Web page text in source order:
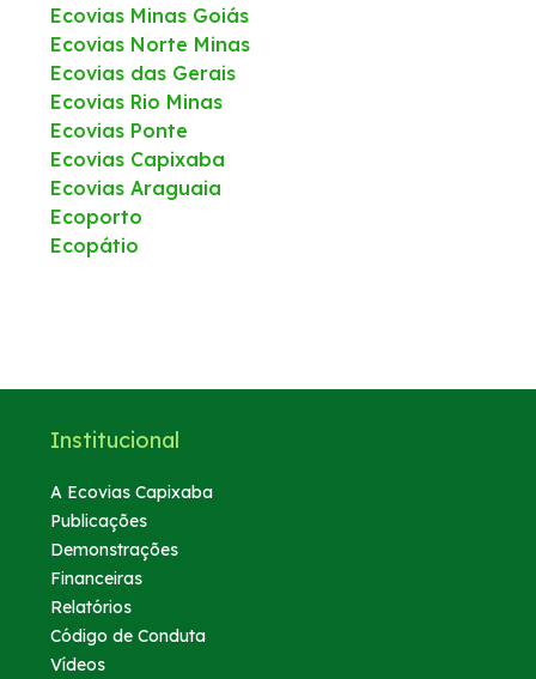
Ecovias Minas Goiás
Ecovias Norte Minas
Ecovias das Gerais
Ecovias Rio Minas
Ecovias Ponte
Ecovias Capixaba
Ecovias Araguaia
Ecoporto
Ecopátio
Institucional
A Ecovias Capixaba
Publicações
Demonstrações
Financeiras
Relatórios
Código de Conduta
Vídeos